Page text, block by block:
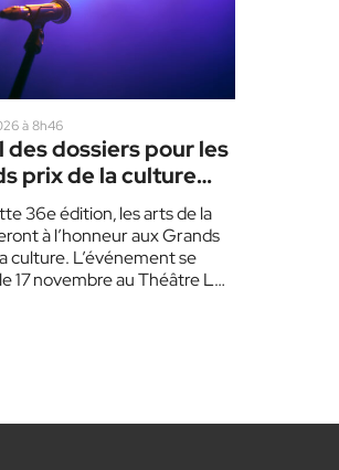
à 8h46
des dossiers pour les
prix de la culture
36e édition, les arts de la
à l’honneur aux Grands
culture. L’événement se
17 novembre au Théâtre Le